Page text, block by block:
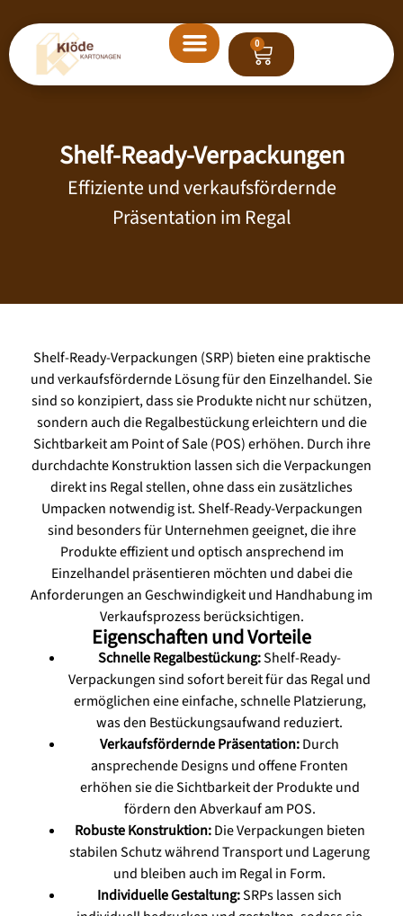
ANWENDUNGEN
BRANCHEN
UNTERNEHMEN
0
Shelf-Ready-Verpackungen
Effiziente und verkaufsfördernde
Präsentation im Regal
Shelf-Ready-Verpackungen (SRP) bieten eine praktische
und verkaufsfördernde Lösung für den Einzelhandel. Sie
sind so konzipiert, dass sie Produkte nicht nur schützen,
sondern auch die Regalbestückung erleichtern und die
Sichtbarkeit am Point of Sale (POS) erhöhen. Durch ihre
durchdachte Konstruktion lassen sich die Verpackungen
direkt ins Regal stellen, ohne dass ein zusätzliches
Umpacken notwendig ist. Shelf-Ready-Verpackungen
sind besonders für Unternehmen geeignet, die ihre
Produkte effizient und optisch ansprechend im
Einzelhandel präsentieren möchten und dabei die
Anforderungen an Geschwindigkeit und Handhabung im
Verkaufsprozess berücksichtigen.
Eigenschaften und Vorteile
Schnelle Regalbestückung:Shelf-Ready-
Verpackungen sind sofort bereit für das Regal und
ermöglichen eine einfache, schnelle Platzierung,
was den Bestückungsaufwand reduziert.
Verkaufsfördernde Präsentation:Durch
ansprechende Designs und offene Fronten
erhöhen sie die Sichtbarkeit der Produkte und
fördern den Abverkauf am POS.
Robuste Konstruktion:Die Verpackungen bieten
stabilen Schutz während Transport und Lagerung
und bleiben auch im Regal in Form.
Individuelle Gestaltung:SRPs lassen sich